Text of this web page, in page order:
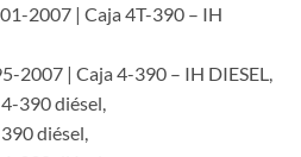
2007 | Caja 4T-390 – IH
2007 | Caja 4-390 – IH DIESEL,
390 diésel,
diésel,